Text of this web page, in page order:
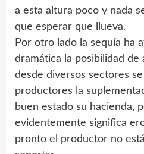
a esta altura poco y nada
que esperar que llueva.
Por otro lado la sequía ha
dramática la posibilidad de
desde diversos sectores
productores la
buen estado su hacienda,
evidentemente significa
pronto el productor no